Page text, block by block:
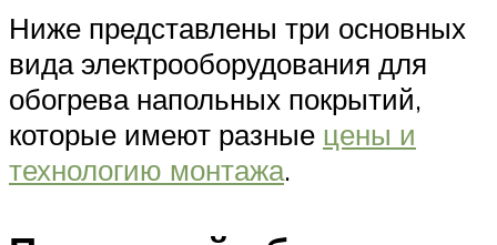
Ниже представлены три основных
вида электрооборудования для
обогрева напольных покрытий,
которые имеют разные цены и
технологию монтажа.